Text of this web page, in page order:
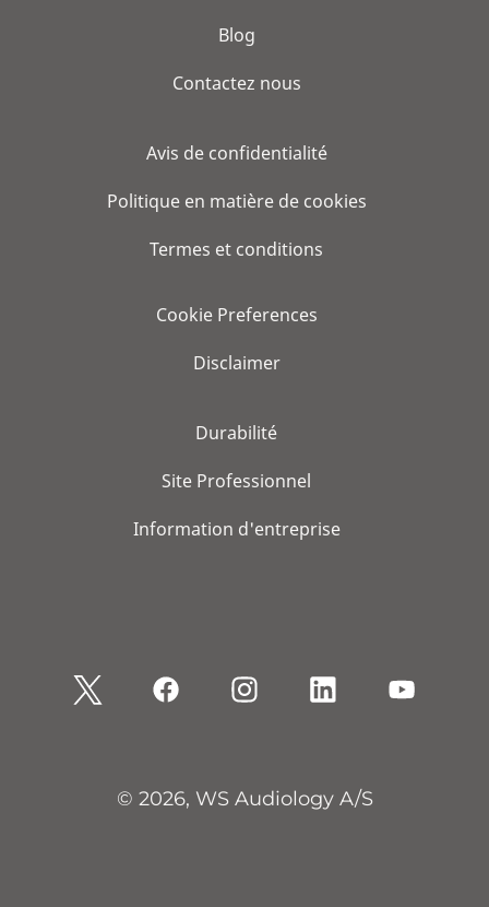
Blog
Contactez nous
Avis de confidentialité
Politique en matière de cookies
Termes et conditions
Cookie Preferences
Disclaimer
Durabilité
Site Professionnel
Information d'entreprise
© 2026, WS Audiology A/S